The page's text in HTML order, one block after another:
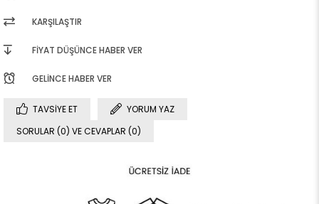
KARŞILAŞTIR
FIYAT DÜŞÜNCE HABER VER
GELINCE HABER VER
TAVSIYE ET
YORUM YAZ
SORULAR (0) VE CEVAPLAR (0)